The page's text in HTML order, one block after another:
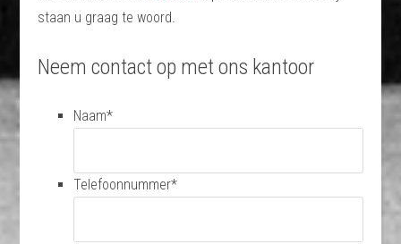
staan u graag te woord.
Neem contact op met ons kantoor
Naam*
Telefoonnummer*